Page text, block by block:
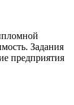
Задания
предприятия